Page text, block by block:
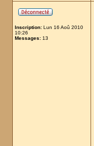
Inscription: Lun 16 Aoû 2010
10:26
Messages: 13